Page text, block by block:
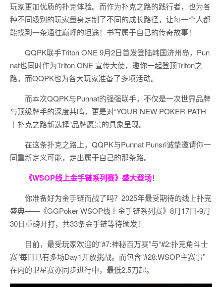
玩家更加优质的扑克体验。而作为扑克之路的践行者，也为各
种不同级别的玩家量身定制了不同的成长路径，让每一个人都
能找到一条通往巅峰的坦途！书写属于自己的传奇故事！
QQPK联手Triton ONE 9月2日首发登陆韩国济州岛，Pun
nat也同时作为Triton ONE 宣传大使，邀你一起登顶Triton之
路。而QQPK也为各大玩家准备了多项活动。
而本次QQPK与Punnat的强强联手，不仅是一次世界品牌
与顶级牌手的深度共鸣，更是对“YOUR NEW POKER PATH
｜扑克之路新选择”品牌愿景的具象呈现。
在这条扑克之路上，QQPK与Punnat Punsri诚挚邀请你一
同重新定义可能，走出属于自己的那条路。
《WSOP线上金手链系列赛》 盛大登场！
你准备好为金手链而战了吗？2025年最受期待的线上扑克
盛典——《GGPoker WSOP线上金手链系列赛》8月17日-9月
30日重磅开打，共33条金手链等待颁发！
目前，最受玩家欢迎的“#7:神秘百万赛”与“#2:扑克角斗士
赛”每日已有多场Day1开放挑战。而包含“#28:WSOP主赛事”
在内的卫星赛亦同步进行中，最低2.5刀起。